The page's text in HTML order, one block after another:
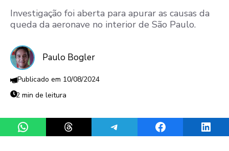
Investigação foi aberta para apurar as causas da
queda da aeronave no interior de São Paulo.
Paulo Bogler
10/08/2024
2 min de leitura
Share on WhatsAppShare on ThreadsShare on TelegramShare on Facebook